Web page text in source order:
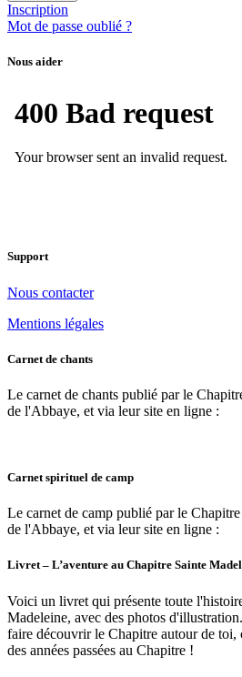
Inscription
Mot de passe oublié ?
Nous aider
Support
Nous contacter
Mentions légales
Carnet de chants
Le carnet de chants publié par le
de l'Abbaye, et via leur site en ligne :
Carnet spirituel de camp
Le carnet de camp publié par le
de l'Abbaye, et via leur site en ligne :
Livret – L’aventure au Chapitre Sainte
Voici un livret qui présente toute
Madeleine, avec des photos
faire découvrir le Chapitre autour de toi,
des années passées au Chapitre !